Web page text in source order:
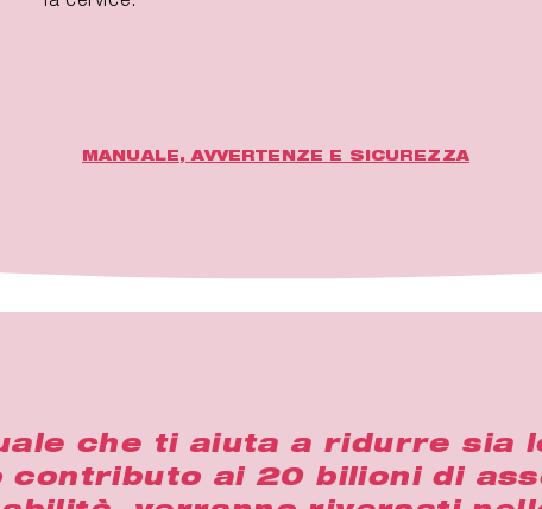
MANUALE, AVVERTENZE E SICUREZZA
che ti aiuta a ridurre sia
contributo ai 20 bilioni di